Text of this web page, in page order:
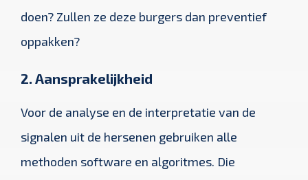
doen? Zullen ze deze burgers dan preventief
oppakken?
2. Aansprakelijkheid
Voor de analyse en de interpretatie van de
signalen uit de hersenen gebruiken alle
methoden software en algoritmes. Die